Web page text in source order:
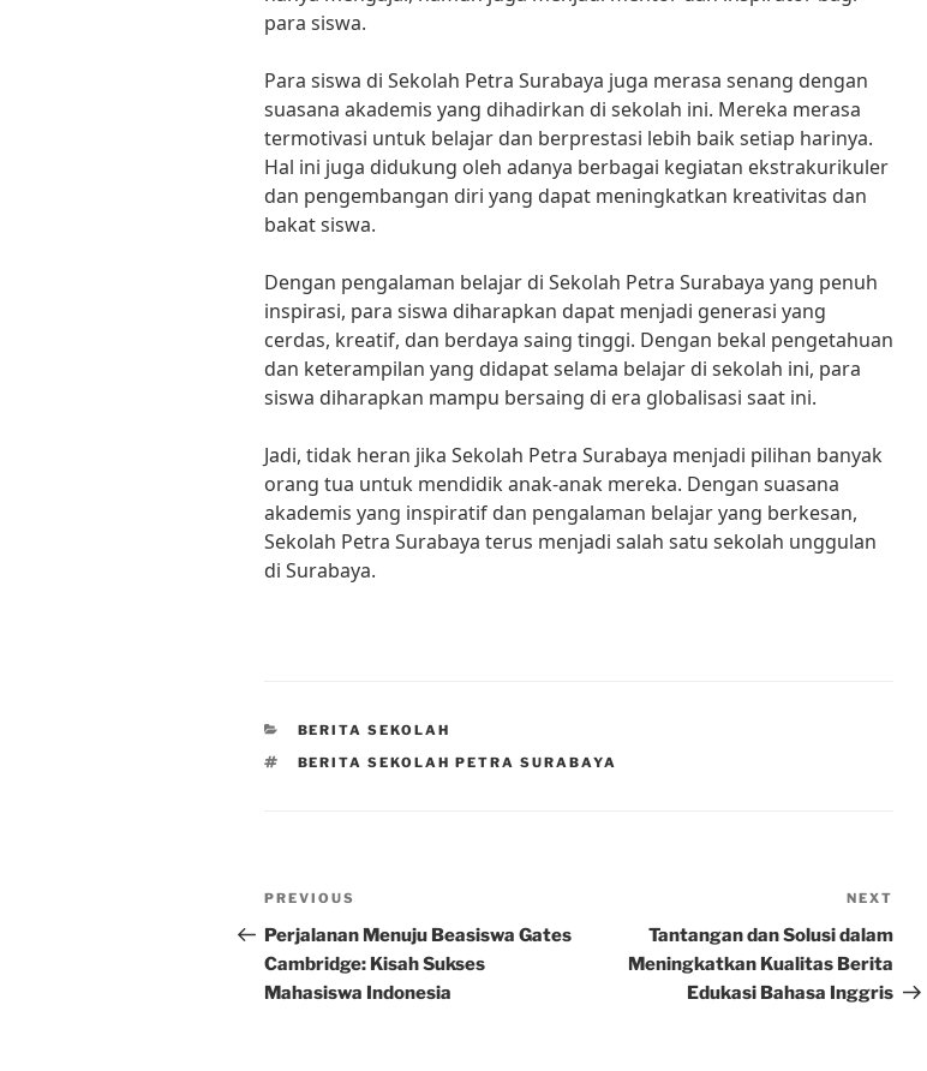
para siswa.
Para siswa di Sekolah Petra Surabaya juga merasa senang dengan
suasana akademis yang dihadirkan di sekolah ini. Mereka merasa
termotivasi untuk belajar dan berprestasi lebih baik setiap harinya.
Hal ini juga didukung oleh adanya berbagai kegiatan ekstrakurikuler
dan pengembangan diri yang dapat meningkatkan kreativitas dan
bakat siswa.
Dengan pengalaman belajar di Sekolah Petra Surabaya yang penuh
inspirasi, para siswa diharapkan dapat menjadi generasi yang
cerdas, kreatif, dan berdaya saing tinggi. Dengan bekal pengetahuan
dan keterampilan yang didapat selama belajar di sekolah ini, para
siswa diharapkan mampu bersaing di era globalisasi saat ini.
Jadi, tidak heran jika Sekolah Petra Surabaya menjadi pilihan banyak
orang tua untuk mendidik anak-anak mereka. Dengan suasana
akademis yang inspiratif dan pengalaman belajar yang berkesan,
Sekolah Petra Surabaya terus menjadi salah satu sekolah unggulan
di Surabaya.
CATEGORIES
BERITA SEKOLAH
TAGS
BERITA SEKOLAH PETRA SURABAYA
Post
navigation
Previous
Post
PREVIOUS
Perjalanan Menuju Beasiswa Gates
Cambridge: Kisah Sukses
Mahasiswa Indonesia
Post
NEXT
Tantangan dan Solusi dalam
Meningkatkan Kualitas Berita
Edukasi Bahasa Inggris